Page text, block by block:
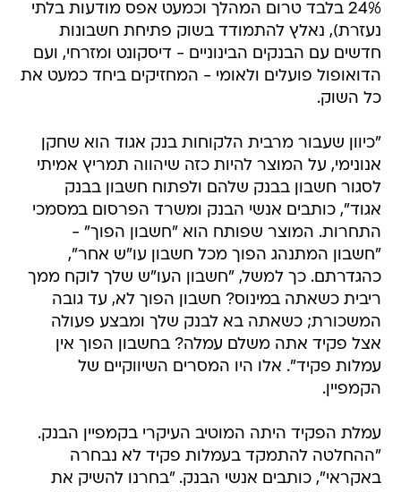
24% בלבד טרום המהלך וכמעט אפס מודעות בלתי
נעזרת), נאלץ להתמודד בשוק פתיחת חשבונות
חדשים עם הבנקים הבינוניים - דיסקונט ומזרחי, ועם
הדואופול פועלים ולאומי - המחזיקים ביחד כמעט את
כל השוק.
"כיוון שעבור מרבית הלקוחות בנק אגוד הוא שחקן
אנונימי, על המוצר להיות כזה שיהווה תמריץ אמיתי
לסגור חשבון בבנק שלהם ולפתוח חשבון בבנק
אגוד", כותבים אנשי הבנק ומשרד הפרסום במסמכי
התחרות. המוצר שפותח הוא "חשבון הפוך" -
"חשבון המתנהג הפוך מכל חשבון עו"ש אחר",
כהגדרתם. כך למשל, "חשבון העו"ש שלך לוקח ממך
ריבית כשאתה במינוס? חשבון הפוך לא, עד גובה
המשכורת; כשאתה בא לבנק שלך ומבצע פעולה
אצל פקיד אתה משלם עמלה? בחשבון הפוך אין
עמלות פקיד". אלו היו המסרים השיווקיים של
הקמפיין.
עמלת הפקיד היתה המוטיב העיקרי בקמפיין הבנק.
"ההחלטה להתמקד בעמלות פקיד לא נבחרה
באקראי", כותבים אנשי הבנק. "בחרנו להשיק את